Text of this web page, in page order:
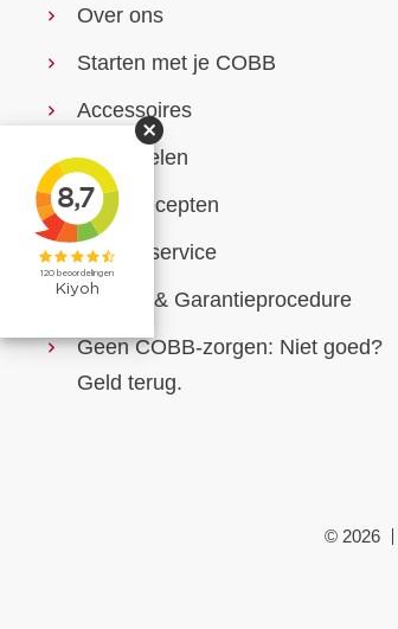
Over ons
Starten met je COBB
Accessoires
Onderdelen
BBQ Recepten
Klantenservice
Service & Garantieprocedure
Geen COBB-zorgen: Niet goed?
Geld terug.
© 2026